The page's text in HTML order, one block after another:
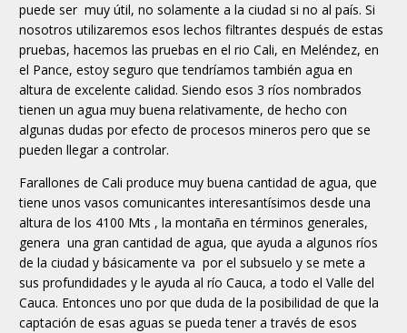
puede ser muy útil, no solamente a la ciudad si no al país. Si
nosotros utilizaremos esos lechos filtrantes después de estas
pruebas, hacemos las pruebas en el rio Cali, en Meléndez, en
el Pance, estoy seguro que tendríamos también agua en
altura de excelente calidad. Siendo esos 3 ríos nombrados
tienen un agua muy buena relativamente, de hecho con
algunas dudas por efecto de procesos mineros pero que se
pueden llegar a controlar.
Farallones de Cali produce muy buena cantidad de agua, que
tiene unos vasos comunicantes interesantísimos desde una
altura de los 4100 Mts , la montaña en términos generales,
genera una gran cantidad de agua, que ayuda a algunos ríos
de la ciudad y básicamente va por el subsuelo y se mete a
sus profundidades y le ayuda al río Cauca, a todo el Valle del
Cauca. Entonces uno por que duda de la posibilidad de que la
captación de esas aguas se pueda tener a través de esos